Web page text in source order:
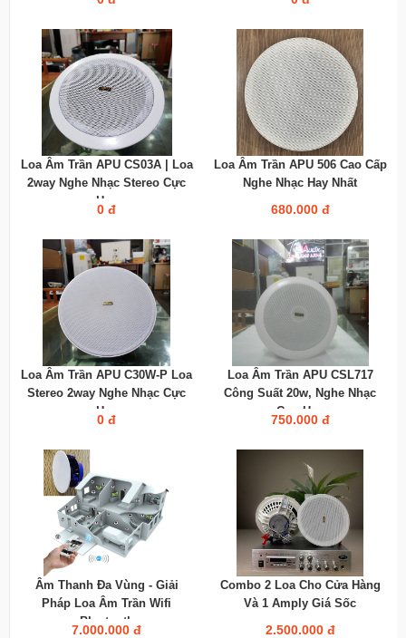
Loa Âm Trần APU CS03A | Loa
2way Nghe Nhạc Stereo Cực
Hay
0 đ
Loa Âm Trần APU 506 Cao Cấp
Nghe Nhạc Hay Nhất
680.000 đ
Loa Âm Trần APU C30W-P Loa
Stereo 2way Nghe Nhạc Cực
Hay
0 đ
Loa Âm Trần APU CSL717
Công Suất 20w, Nghe Nhạc
Cực Hay
750.000 đ
Âm Thanh Đa Vùng - Giải
Pháp Loa Âm Trần Wifi
Bluetooth
7.000.000 đ
Combo 2 Loa Cho Cửa Hàng
Và 1 Amply Giá Sốc
2.500.000 đ